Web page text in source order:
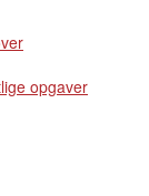
opgaver